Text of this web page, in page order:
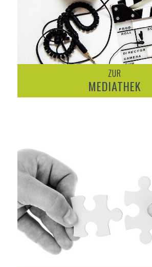
ZUR
MEDIATHEK